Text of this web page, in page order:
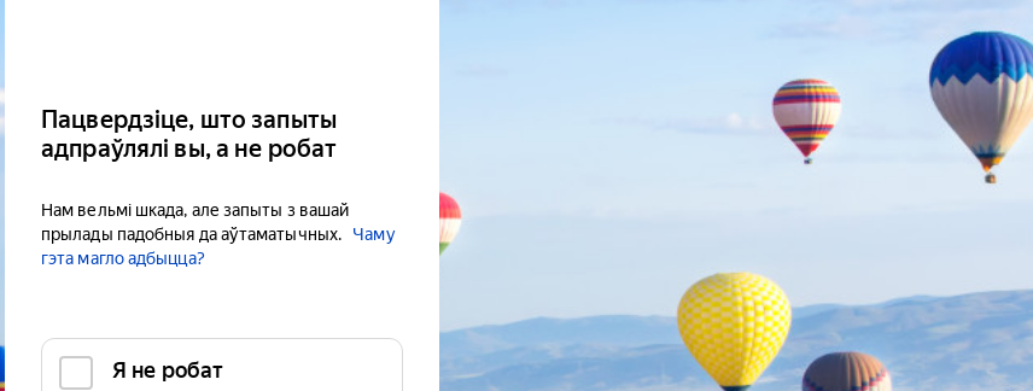
Пацвердзіце, што запыты
адпраўлялі вы, а не робат
Нам вельмі шкада, але запыты з вашай
прылады падобныя да аўтаматычных.
Чаму
гэта магло адбыцца?
Я не робат